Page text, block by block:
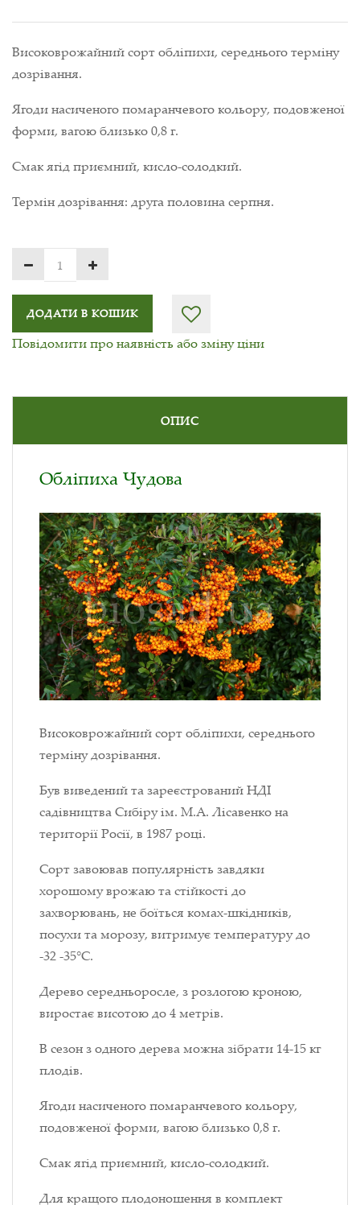
Високоврожайний сорт обліпихи, середнього терміну
дозрівання.
Ягоди насиченого помаранчевого кольору, подовженої
форми, вагою близько 0,8 г.
Смак ягід приємний, кисло-солодкий.
Термін дозрівання: друга половина серпня.
ДОДАТИ В КОШИК
Повідомити про наявність або зміну ціни
ОПИС
Обліпиха Чудова
Високоврожайний сорт обліпихи, середнього
терміну дозрівання.
Був виведений та зареєстрований НДІ
садівництва Сибіру ім. М.А. Лісавенко на
території Росії, в 1987 році.
Сорт завоював популярність завдяки
хорошому врожаю та стійкості до
захворювань, не боїться комах-шкідників,
посухи та морозу, витримує температуру до
-32 -35°С.
Дерево середньоросле, з розлогою кроною,
виростає висотою до 4 метрів.
В сезон з одного дерева можна зібрати 14-15 кг
плодів.
Ягоди насиченого помаранчевого кольору,
подовженої форми, вагою близько 0,8 г.
Смак ягід приємний, кисло-солодкий.
Для кращого плодоношення в комплект